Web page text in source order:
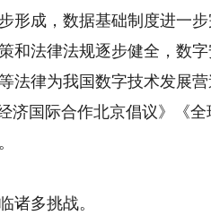
成，数据基础制度进一步
和法律法规逐步健全，数
法律为我国数字技术发展
济国际合作北京倡议》《
多挑战。